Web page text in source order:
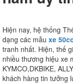
Hiện nay, hệ thống
dạng các mẫu xe
tranh nhất. Hiện, thế
nhiều thương hiệu xe
KYMCO,DKBIKE,
khách hàng tin tưởng